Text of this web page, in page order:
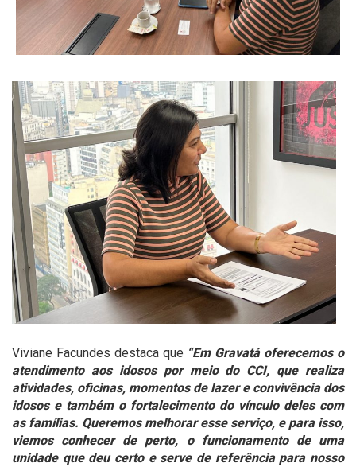
Viviane Facundes destaca que “Em Gravatá oferecemos o
atendimento aos idosos por meio do CCI, que realiza
atividades, oficinas, momentos de lazer e convivência dos
idosos e também o fortalecimento do vínculo deles com
as famílias. Queremos melhorar esse serviço, e para isso,
viemos conhecer de perto, o funcionamento de uma
unidade que deu certo e serve de referência para nosso